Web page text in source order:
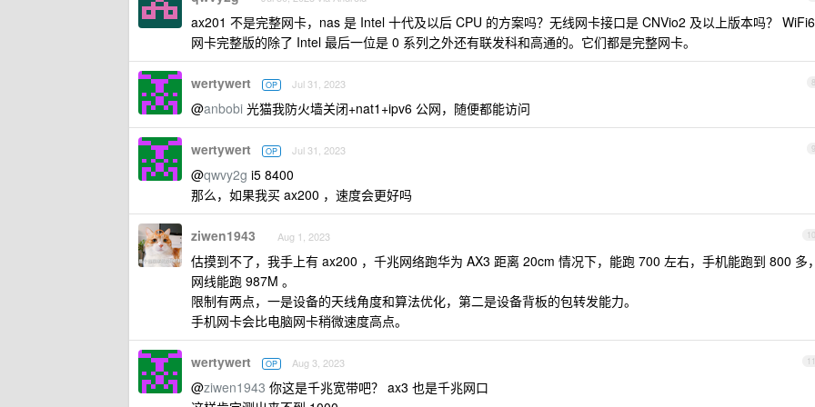
ax201 不是完整网卡，nas 是 Intel 十代及以后 CPU 的方案吗？无线网卡接口是 CNVio2 及以上版本吗？ WiFi6
网卡完整版的除了 Intel 最后一位是 0 系列之外还有联发科和高通的。它们都是完整网卡。
8
wertywert OP Jul 31, 2023
@anbobi 光猫我防火墙关闭+nat1+ipv6 公网，随便都能访问
9
wertywert OP Jul 31, 2023
@qwvy2g i5 8400
那么，如果我买 ax200 ，速度会更好吗
10
ziwen1943 Aug 1, 2023
估摸到不了，我手上有 ax200 ，千兆网络跑华为 AX3 距离 20cm 情况下，能跑 700 左右，手机能跑到 800 多，
网线能跑 987M 。
限制有两点，一是设备的天线角度和算法优化，第二是设备背板的包转发能力。
手机网卡会比电脑网卡稍微速度高点。
11
wertywert OP Aug 3, 2023
@ziwen1943 你这是千兆宽带吧？ ax3 也是千兆网口